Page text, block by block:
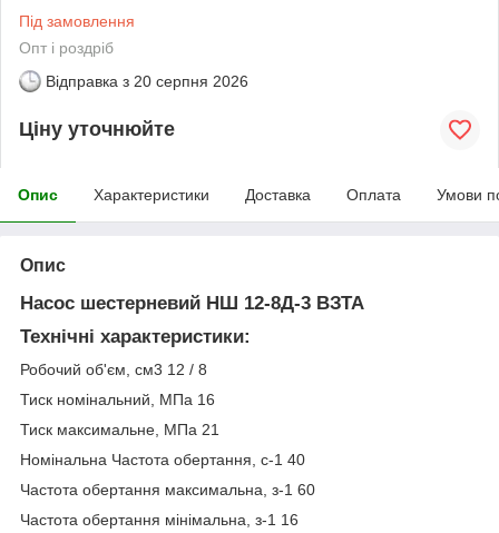
Під замовлення
Опт і роздріб
Відправка з 20 серпня 2026
Ціну уточнюйте
Опис Характеристики Доставка Оплата Умови
Опис
Насос шестерневий НШ 12-8Д-3 ВЗТА
Технічні характеристики:
Робочий об'єм, см3 12 / 8
Тиск номінальний, МПа 16
Тиск максимальне, МПа 21
Номінальна Частота обертання, с-1 40
Частота обертання максимальна, з-1 60
Частота обертання мінімальна, з-1 16